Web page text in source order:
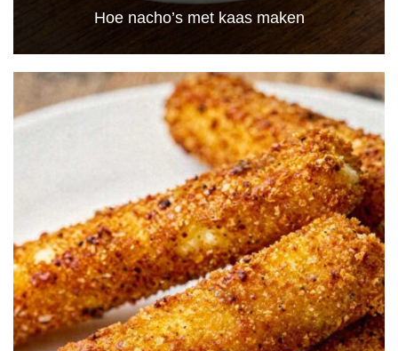
Hoe nacho’s met kaas maken